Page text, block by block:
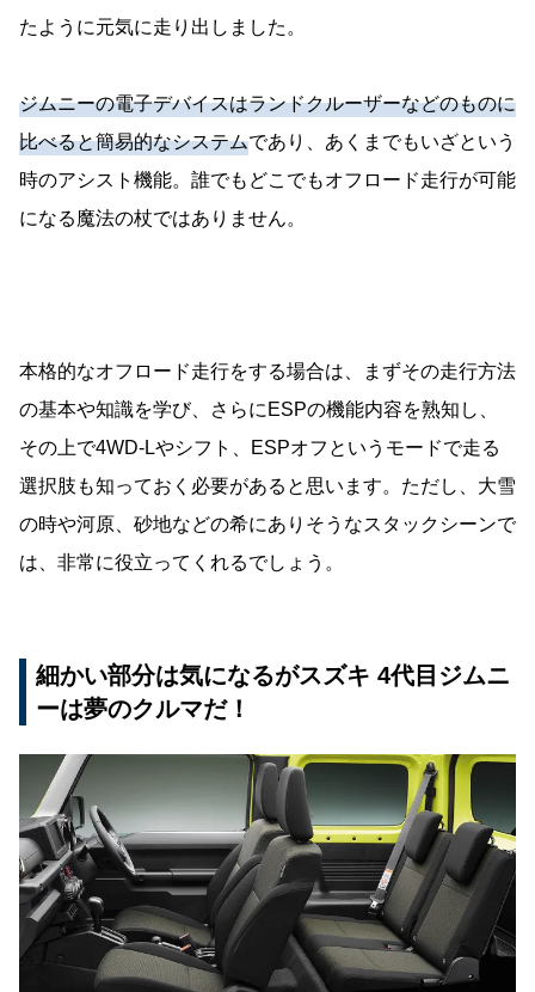
たように元気に走り出しました。
ジムニーの電子デバイスはランドクルーザーなどのものに
比べると簡易的なシステムであり、あくまでもいざという
時のアシスト機能。誰でもどこでもオフロード走行が可能
になる魔法の杖ではありません。
本格的なオフロード走行をする場合は、まずその走行方法
の基本や知識を学び、さらにESPの機能内容を熟知し、
その上で4WD-Lやシフト、ESPオフというモードで走る
選択肢も知っておく必要があると思います。ただし、大雪
の時や河原、砂地などの希にありそうなスタックシーンで
は、非常に役立ってくれるでしょう。
細かい部分は気になるがスズキ 4代目ジムニ
ーは夢のクルマだ！